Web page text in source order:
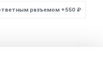
разъемом +550 ₽